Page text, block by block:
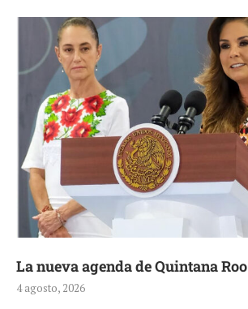
La nueva agenda de Quintana Roo
4 agosto, 2026